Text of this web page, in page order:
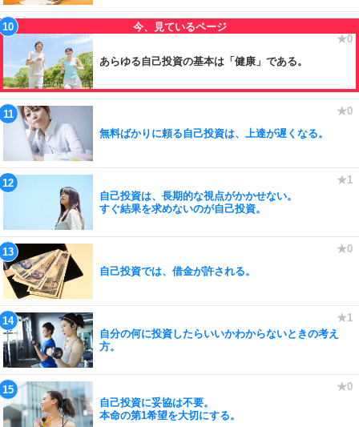
あらゆる自己投資の基本は「健康」である。
無料ばかりに頼る自己投資は、上達が遅くなる。
自己投資は、長期的な視点がかかせない。
すぐ結果を求めないのが自己投資。
自己投資では、借金が許される。
自分の何に投資したらいいかわからないときの考え
方。
自己投資に妥協は不要。
本命の第1希望を大切にする。